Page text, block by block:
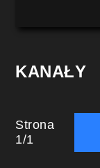
KANAŁY
Strona
1/1